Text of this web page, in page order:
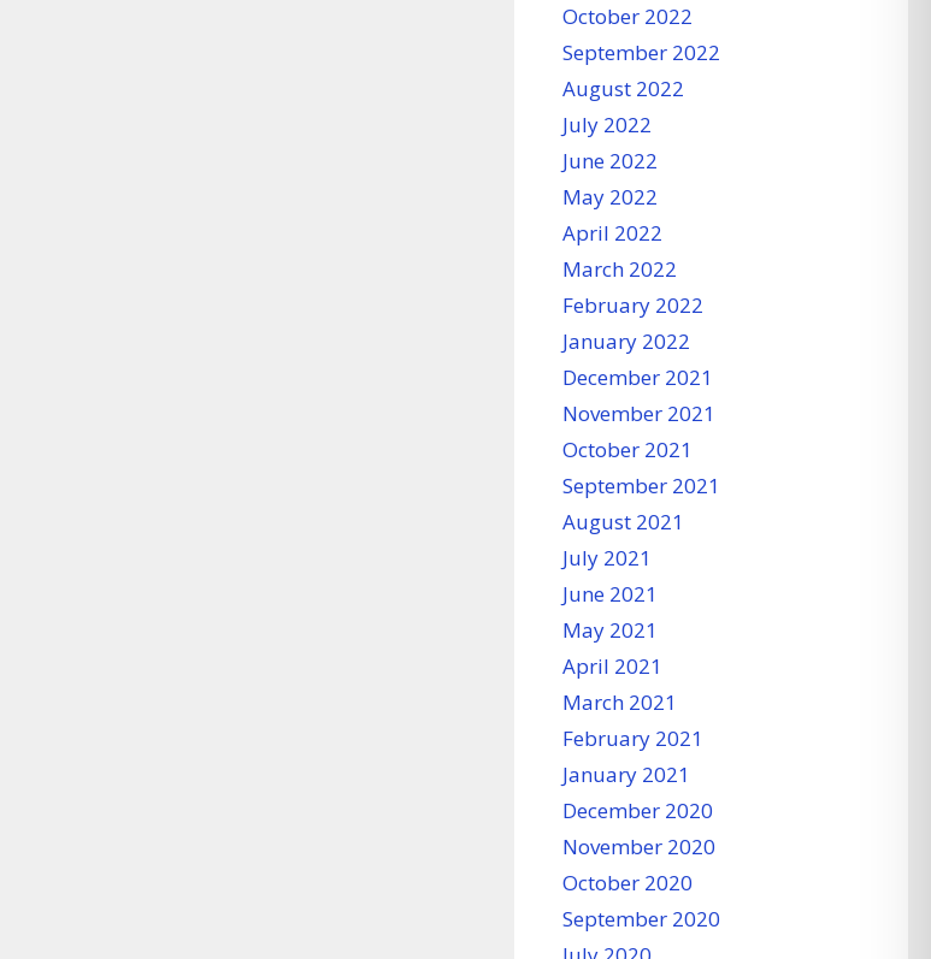
October 2022
September 2022
August 2022
July 2022
June 2022
May 2022
April 2022
March 2022
February 2022
January 2022
December 2021
November 2021
October 2021
September 2021
August 2021
July 2021
June 2021
May 2021
April 2021
March 2021
February 2021
January 2021
December 2020
November 2020
October 2020
September 2020